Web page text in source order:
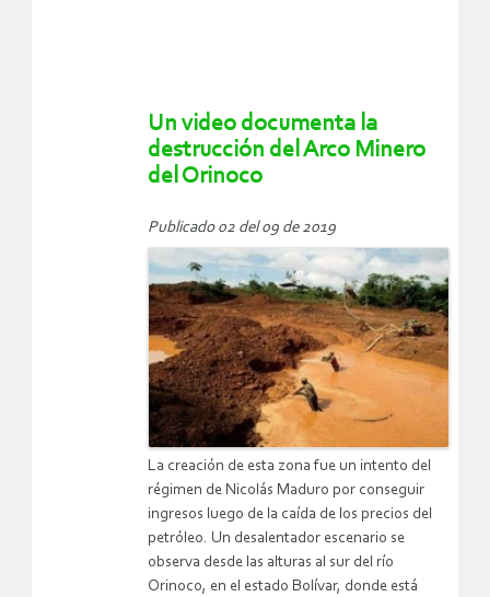
Un video documenta la
destrucción del Arco Minero
del Orinoco
Publicado 02 del 09 de 2019
La creación de esta zona fue un intento del
régimen de Nicolás Maduro por conseguir
ingresos luego de la caída de los precios del
petróleo. Un desalentador escenario se
observa desde las alturas al sur del río
Orinoco, en el estado Bolívar, donde está